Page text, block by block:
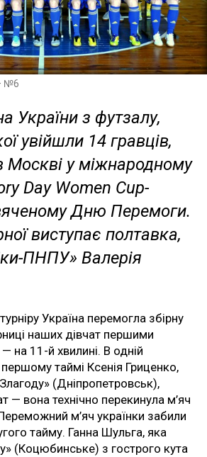
№6
України з футзалу,
увійшли 14 гравців,
Москві у міжнародному
Day Women Cup-
Дню Перемоги.
виступає полтавка,
ПНПУ» Валерія
Україна перемогла збірну
наших дівчат першими
на 11-й хвилині. В одній
першому таймі Ксенія Гриценко,
(Дніпропетровськ),
— вона технічно перекинула м’яч
м’яч українки забили
тайму. Ганна Шульга, яка
(Коцюбинське) з гострого кута